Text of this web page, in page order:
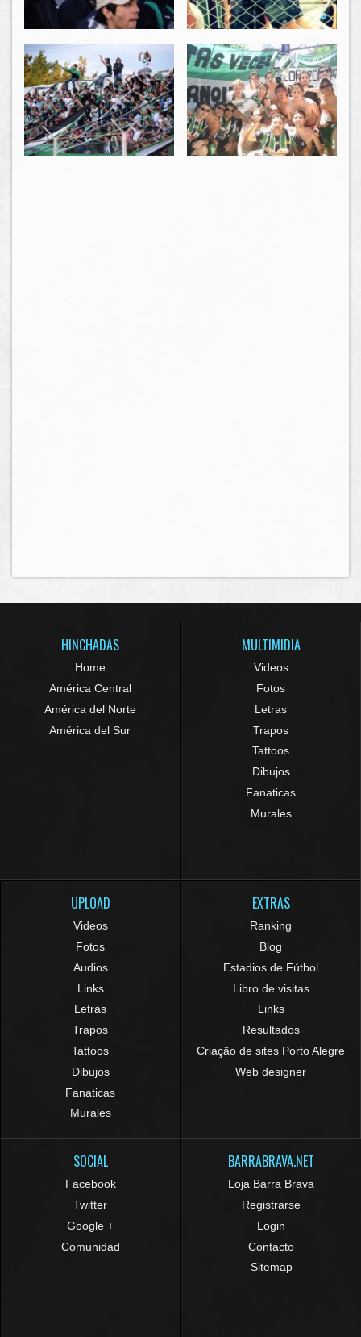
HINCHADAS
Home
América Central
América del Norte
América del Sur
MULTIMIDIA
Videos
Fotos
Letras
Trapos
Tattoos
Dibujos
Fanaticas
Murales
UPLOAD
Videos
Fotos
Audios
Links
Letras
Trapos
Tattoos
Dibujos
Fanaticas
Murales
EXTRAS
Ranking
Blog
Estadios de Fútbol
Libro de visitas
Links
Resultados
Criação de sites Porto Alegre
Web designer
SOCIAL
Facebook
Twitter
Google +
Comunidad
BARRABRAVA.NET
Loja Barra Brava
Registrarse
Login
Contacto
Sitemap